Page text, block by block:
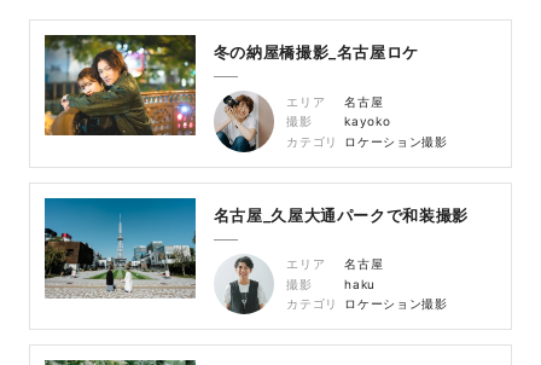
冬の納屋橋撮影_名古屋ロケ
エリア
名古屋
撮影
kayoko
カテゴリ
ロケーション撮影
名古屋_久屋大通パークで和装撮影
エリア
名古屋
撮影
haku
カテゴリ
ロケーション撮影